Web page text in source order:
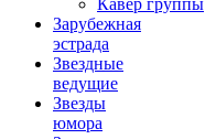
Кавер группы
Зарубежная
эстрада
Звездные
ведущие
Звезды
юмора